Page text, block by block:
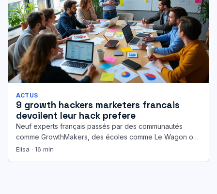
ACTUS
9 growth hackers marketers francais
devoilent leur hack prefere
Neuf experts français passés par des communautés
comme GrowthMakers, des écoles comme Le Wagon ou
des accélérateurs tels que Schoolab…
Elisa · 16 min